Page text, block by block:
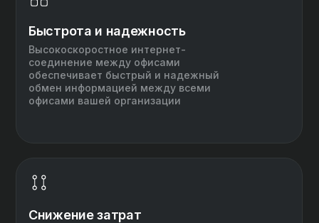
Быстрота и надежность
Снижение затрат
Высокоскоростное интернет-
соединение между офисами
обеспечивает быстрый и надежный
обмен информацией между всеми
офисами вашей организации